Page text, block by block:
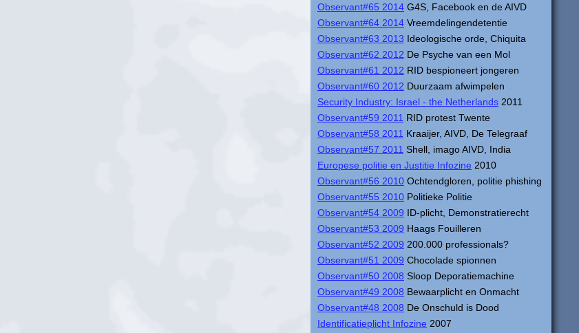
Observant#65 2014 G4S, Facebook en de AIVD
Observant#64 2014 Vreemdelingendetentie
Observant#63 2013 Ideologische orde, Chiquita
Observant#62 2012 De Psyche van een Mol
Observant#61 2012 RID bespioneert jongeren
Observant#60 2012 Duurzaam afwimpelen
Security Industry: Israel - the Netherlands 2011
Observant#59 2011 RID protest Twente
Observant#58 2011 Kraaijer, AIVD, De Telegraaf
Observant#57 2011 Shell, imago AIVD, India
Europese politie en Justitie Infozine 2010
Observant#56 2010 Ochtendgloren, politie phishing
Observant#55 2010 Politieke Politie
Observant#54 2009 ID-plicht, Demonstratierecht
Observant#53 2009 Haags Fouilleren
Observant#52 2009 200.000 professionals?
Observant#51 2009 Chocolade spionnen
Observant#50 2008 Sloop Deporatiemachine
Observant#49 2008 Bewaarplicht en Onmacht
Observant#48 2008 De Onschuld is Dood
Identificatieplicht Infozine 2007